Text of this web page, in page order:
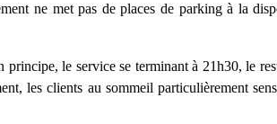
ne met pas de places de parking à la
principe, le service se terminant à 21h30, le
les clients au sommeil particulièrement